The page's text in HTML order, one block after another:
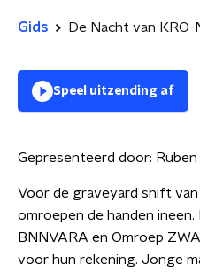
Gids De Nacht van KRO-
Speel uitzending af
Gepresenteerd door:
Voor de graveyard shift van
omroepen de handen ineen.
BNNVARA en Omroep
voor hun rekening. Jonge